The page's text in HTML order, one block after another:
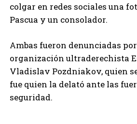
colgar en redes sociales una
Pascua y un consolador.
Ambas fueron denunciadas
organización ultraderechista
Vladislav Pozdniakov, quien
fue quien la delató ante las
seguridad.